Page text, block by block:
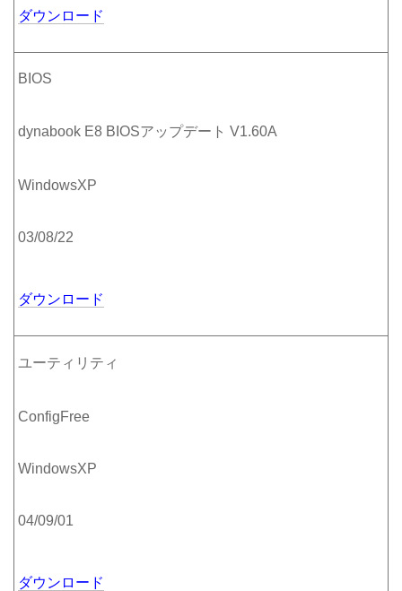
ダウンロード
BIOS
dynabook E8 BIOSアップデート V1.60A
WindowsXP
03/08/22
ダウンロード
ユーティリティ
ConfigFree
WindowsXP
04/09/01
ダウンロード